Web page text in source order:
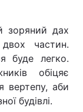
зоряний дах
частин.
буде легко.
обіцяє
вертепу, аби
будівлі.